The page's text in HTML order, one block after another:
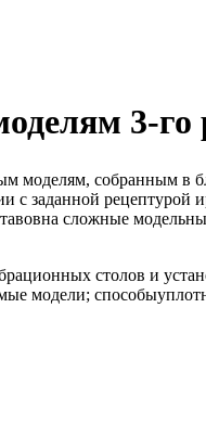
3-го
собранным в
с заданной
сложные
столов и
модели;